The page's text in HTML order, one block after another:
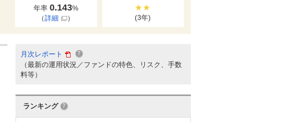
年率0.143%
（詳細 ）
★★
(3年)
月次レポート
（最新の運用状況／ファンドの特色、リスク、手数
料等）
ランキング